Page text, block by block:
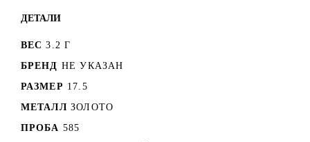
ДЕТАЛИ
ВЕС 3.2 Г
БРЕНД НЕ УКАЗАН
РАЗМЕР 17.5
МЕТАЛЛ ЗОЛОТО
ПРОБА 585